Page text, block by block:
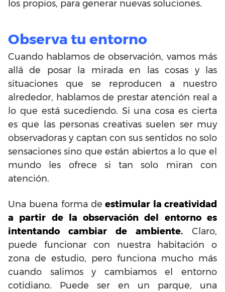
los propios, para generar nuevas soluciones.
Observa tu entorno
Cuando hablamos de observación, vamos más
allá de posar la mirada en las cosas y las
situaciones que se reproducen a nuestro
alrededor, hablamos de prestar atención real a
lo que está sucediendo. Si una cosa es cierta
es que las personas creativas suelen ser muy
observadoras y captan con sus sentidos no solo
sensaciones sino que están abiertos a lo que el
mundo les ofrece si tan solo miran con
atención.
Una buena forma de estimular la creatividad
a partir de la observación del entorno es
intentando cambiar de ambiente. Claro,
puede funcionar con nuestra habitación o
zona de estudio, pero funciona mucho más
cuando salimos y cambiamos el entorno
cotidiano. Puede ser en un parque, una